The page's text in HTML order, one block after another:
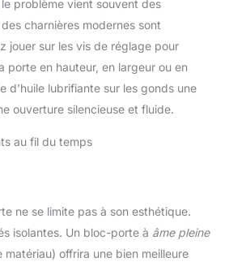
problème vient souvent des
charnières modernes sont
jouer sur les vis de réglage pour
porte en hauteur, en largeur ou en
d’huile lubrifiante sur les gonds une
ouverture silencieuse et fluide.
au fil du temps
ne se limite pas à son esthétique.
isolantes. Un bloc-porte à âme pleine
matériau) offrira une bien meilleure